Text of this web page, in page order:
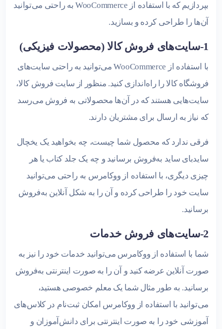
بپردازیم که با استفاده از WooCommerce به راحتی می‌توانید
آن‌ها را طراحی کرده و بسازید.
1-سایت‌های فروش کالا (محصولات فیزیکی)
با استفاده از WooCommerce می‌توانید به راحتی سایت‌های
فروشگاه کالا را راه‌اندازی کنید. منظور از سایت فروش کالا،
سایت‌هایی هستند که در آن‌ها محصولاتی به فروش می‌رسد
که نیاز به ارسال برای مشتریان دارند.
فرقی ندارد که محصول شما چیست، چه بخواهید یک یخچال
سایدبای ساید به‌فروش برسانید و چه یک جلد کتاب یا هر
چیزی دیگری، با استفاده از ووکامرس به راحتی می‌توانید
سایت خود را طراحی کرده و آن را به شکل آنلاین به‌فروش
برسانید.
2-سایت‌های فروش خدمات
شما با استفاده از ووکامرس می‌توانید خدمات خود را نیز به
صورت آنلاین عرضه کنید و آن را به صورت اینترنتی به‌فروش
برسانید. به طور مثال شما یک معلم خصوصی هستید،
می‌توانید با استفاده از ووکامرس امکان ثبت‌نام در کلاس‌های
آموزشی خود را به صورت اینترنتی برای دانش‌آموزان و